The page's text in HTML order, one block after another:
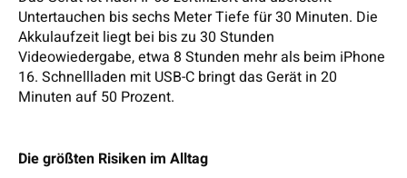
Untertauchen bis sechs Meter Tiefe für 30 Minuten. Die
Akkulaufzeit liegt bei bis zu 30 Stunden
Videowiedergabe, etwa 8 Stunden mehr als beim iPhone
16. Schnellladen mit USB-C bringt das Gerät in 20
Minuten auf 50 Prozent.
Die größten Risiken im Alltag